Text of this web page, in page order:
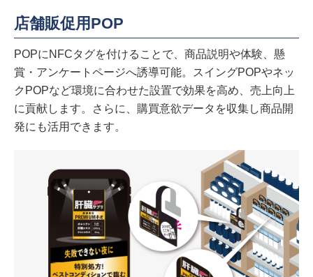
店舗販促用POP
POPにNFCタグを付けることで、商品説明や体験、懸
賞・アンケートページへ誘導可能。スイングPOPやネッ
クPOPなど環境に合わせた設置で効果を高め、売上向上
に貢献します。さらに、購買意欲データを収集し商品開
発にも活用できます。